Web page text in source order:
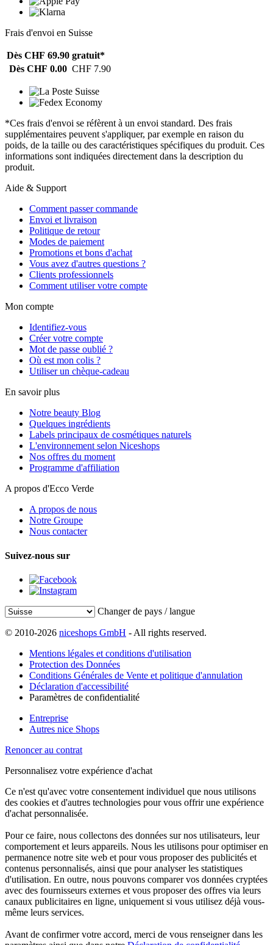
Frais d'envoi en Suisse
Dès CHF 69.90 gratuit*
Dès CHF 0.00 CHF 7.90
*Ces frais d'envoi se réfèrent à un envoi standard. Des frais
supplémentaires peuvent s'appliquer, par exemple en raison du
poids, de la taille ou des caractéristiques spécifiques du produit. Ces
informations sont indiquées directement dans la description du
produit.
Aide & Support
Comment passer commande
Envoi et livraison
Politique de retour
Modes de paiement
Promotions et bons d'achat
Vous avez d'autres questions ?
Clients professionnels
Comment utiliser votre compte
Mon compte
Identifiez-vous
Créer votre compte
Mot de passe oublié ?
Où est mon colis ?
Utiliser un chèque-cadeau
En savoir plus
Notre beauty Blog
Quelques ingrédients
Labels principaux de cosmétiques naturels
L'environnement selon Niceshops
Nos offres du moment
Programme d'affiliation
A propos d'Ecco Verde
A propos de nous
Notre Groupe
Nous contacter
Suivez-nous sur
Changer de pays / langue
© 2010-2026 niceshops GmbH - All rights reserved.
Mentions légales et conditions d'utilisation
Protection des Données
Conditions Générales de Vente et politique d'annulation
Déclaration d'accessibilité
Paramètres de confidentialité
Entreprise
Autres nice Shops
Renoncer au contrat
Personnalisez votre expérience d'achat
Ce n'est qu'avec votre consentement individuel que nous utilisons
des cookies et d'autres technologies pour vous offrir une expérience
d'achat personnalisée.
Pour ce faire, nous collectons des données sur nos utilisateurs, leur
comportement et leurs appareils. Nous les utilisons pour optimiser en
permanence notre site web et pour vous proposer des publicités et
contenus personnalisés, ainsi que pour analyser les statistiques
d'utilisation. En outre, nous pouvons comparer vos données cryptées
avec des fournisseurs externes et vous proposer des offres via leurs
canaux publicitaires en ligne, uniquement si vous utilisez déjà vous-
même leurs services.
Avant de confirmer votre accord, merci de vous renseigner dans les